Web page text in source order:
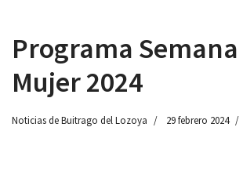
Programa
Mujer 2024
Noticias de Buitrago del Lozoya 29 febrero 2024